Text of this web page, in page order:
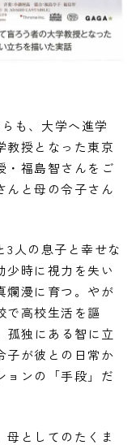
も、大学へ進学
教授となった東京
・福島智さんをご
んと母の令子さん
3人の息子と幸せな
少時に視力を失い
爛漫に育つ。やが
で高校生活を謳
孤独にある智に立
子が彼との日常か
ョンの「手段」だ
母としてのたくま